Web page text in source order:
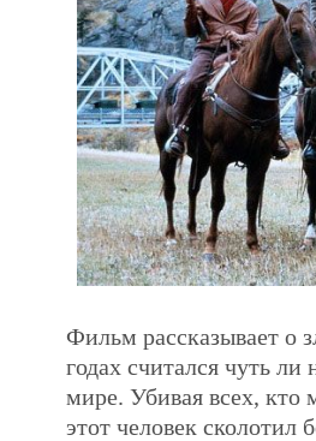
Фильм рассказывает о
годах считался чуть
мире. Убивая всех, кто
этот человек сколотил